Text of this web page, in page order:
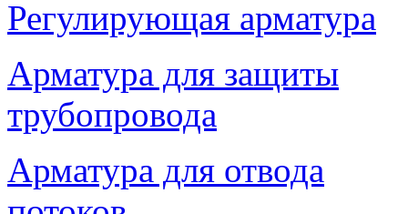
Регулирующая арматура
Арматура для защиты
трубопровода
Арматура для отвода